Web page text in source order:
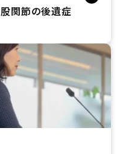
関節の後遺症